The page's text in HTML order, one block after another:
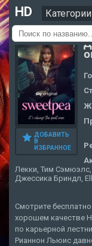
HD Категории
ДОБАВИТЬ
В
ИЗБРАННОЕ
Лекки, Тим
Джессика Бриндл,
Смотрите
хорошем качестве
по карьерной
Рианнон Льюис